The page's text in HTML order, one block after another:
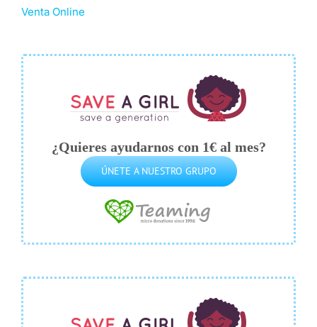
Venta Online
¿Quieres ayudarnos con 1€ al mes?
ÚNETE A NUESTRO GRUPO